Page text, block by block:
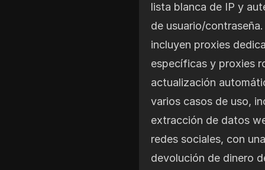
lista blanca de IP y
de usuario/
incluyen proxies
específicas y proxies
actualización
varios casos de uso,
extracción de datos
redes sociales, con
devolución de dinero